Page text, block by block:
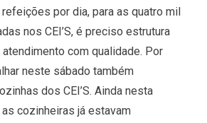
por dia, para as quatro mil
nos CEI’S, é preciso estrutura
com qualidade. Por
neste sábado também
dos CEI’S. Ainda nesta
cozinheiras já estavam